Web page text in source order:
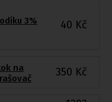
3%
40 Kč
na
350 Kč